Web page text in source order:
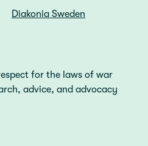
Diakonia Sweden
for the laws of war
advice, and advocacy